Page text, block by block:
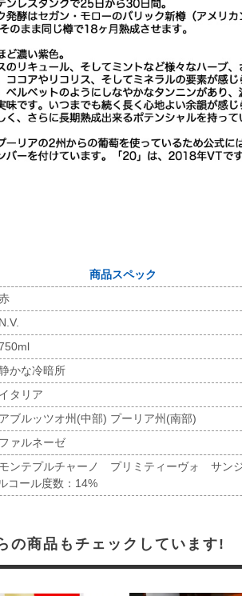
商品スペック
N.V.
かな冷暗所
イタリア
アブルッツオ州(中部) プーリア州(南部)
ファルネーゼ
ンテプルチャーノ プリミティーヴォ サ
ール度数：14%
の商品もチェックしています!